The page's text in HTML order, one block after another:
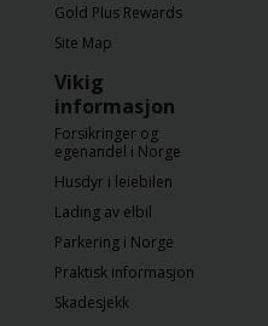
NO/NO
Leiebil
Varebil
Steder
Spesialtilbud
Gold Plus Rewards
Site Map
Vikig
informasjon
Forsikringer og
egenandel i Norge
Husdyr i leiebilen
Lading av elbil
Parkering i Norge
Praktisk informasjon
Skadesjekk